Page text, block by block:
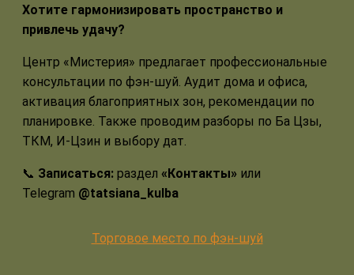
Хотите гармонизировать пространство и
привлечь удачу?
Центр «Мистерия» предлагает профессиональные
консультации по фэн-шуй. Аудит дома и офиса,
активация благоприятных зон, рекомендации по
планировке. Также проводим разборы по Ба Цзы,
ТКМ, И-Цзин и выбору дат.
📞 Записаться: раздел «Контакты» или
Telegram @tatsiana_kulba
Торговое место по фэн-шуй